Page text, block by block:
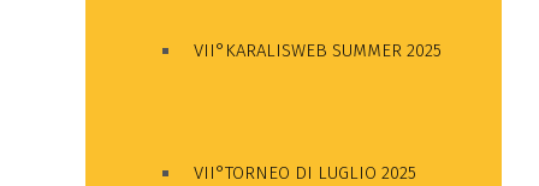
VII°KARALISWEB SUMMER 2025
VII°TORNEO DI LUGLIO 2025